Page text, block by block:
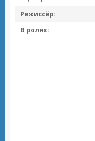
Режиссёр:
В ролях: